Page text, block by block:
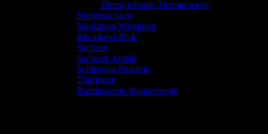
Übergreifende Themenwege
Niedersachsen
Nordrhein-Westfalen
Rheinland-Pfalz
Sachsen
Sachsen-Anhalt
Schleswig-Holstein
Thüringen
Bundesweite Wanderwege